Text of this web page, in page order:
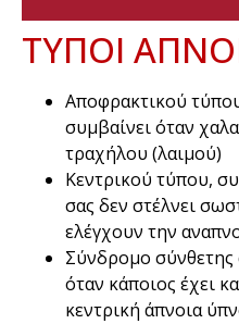
ΤΥΠΟΙ
Αποφρακτικού
συμβαίνει όταν
τραχήλου (λαιμού)
Κεντρικού τύπου,
σας δεν στέλνει
ελέγχουν την
Σύνδρομο σύνθετης
όταν κάποιος έχει
κεντρική άπνοια